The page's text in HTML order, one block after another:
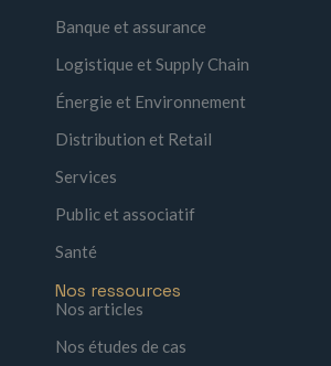
Banque et assurance
Logistique et Supply Chain
Énergie et Environnement
Distribution et Retail
Services
Public et associatif
Santé
Nos ressources
Nos articles
Nos études de cas